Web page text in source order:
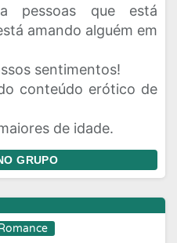
pessoas que está
amando alguém em
sentimentos!
conteúdo erótico de
de idade.
GRUPO